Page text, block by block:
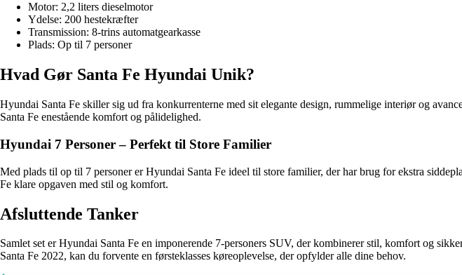
Motor: 2,2 liters dieselmotor
Ydelse: 200 hestekræfter
Transmission: 8-trins automatgearkasse
Plads: Op til 7 personer
Hvad Gør Santa Fe Hyundai Unik?
Hyundai Santa Fe skiller sig ud fra konkurrenterne med sit elegante design, rummelige interiør og
Santa Fe enestående komfort og pålidelighed.
Hyundai 7 Personer – Perfekt til Store Familier
Med plads til op til 7 personer er Hyundai Santa Fe ideel til store familier, der har brug for ekstra
Fe klare opgaven med stil og komfort.
Afsluttende Tanker
Samlet set er Hyundai Santa Fe en imponerende 7-personers SUV, der kombinerer stil, komfort og
Santa Fe 2022, kan du forvente en førsteklasses køreoplevelse, der opfylder alle dine behov.